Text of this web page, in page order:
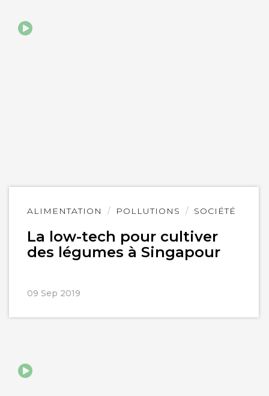
ALIMENTATION POLLUTIONS SOCIÉTÉ
La low-tech pour cultiver
des légumes à Singapour
09 Sep 2019
Lire